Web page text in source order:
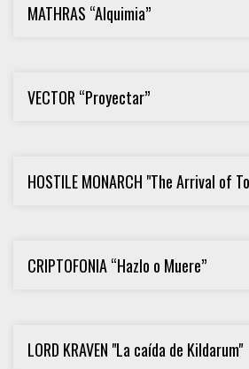
MATHRAS “Alquimia”
VECTOR “Proyectar”
HOSTILE MONARCH "The Arrival of
CRIPTOFONIA “Hazlo o Muere”
LORD KRAVEN "La caída de Kildarum"